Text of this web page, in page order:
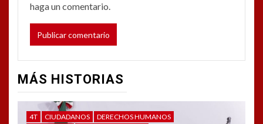
haga un comentario.
MÁS HISTORIAS
4T CIUDADANOS
DERECHOS HUMANOS